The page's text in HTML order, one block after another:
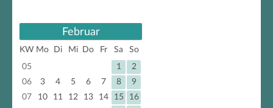
Februar
KW Mo Di Mi Do Fr Sa
So
05
1
2
06
3 4 5 6 7 8
9
07
10 11 12 13 14 15
16